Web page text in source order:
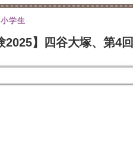
2025】四谷大塚、第
小学生